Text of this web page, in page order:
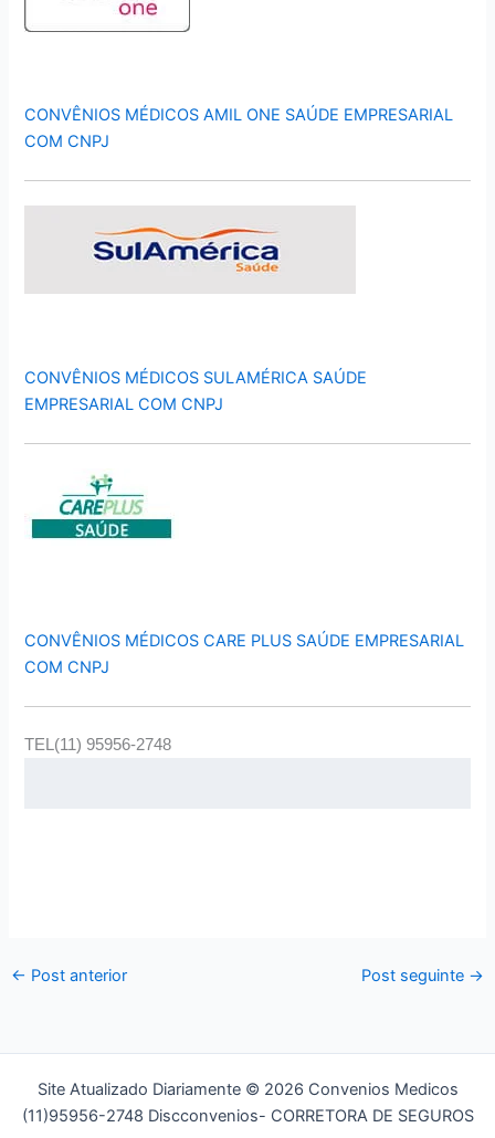
CONVÊNIOS MÉDICOS AMIL ONE SAÚDE EMPRESARIAL
COM CNPJ
CONVÊNIOS MÉDICOS SULAMÉRICA SAÚDE
EMPRESARIAL COM CNPJ
CONVÊNIOS MÉDICOS CARE PLUS SAÚDE EMPRESARIAL
COM CNPJ
TEL(11) 95956-2748
← Post anterior Post seguinte →
Site Atualizado Diariamente © 2026 Convenios Medicos
(11)95956-2748 Discconvenios- CORRETORA DE SEGUROS